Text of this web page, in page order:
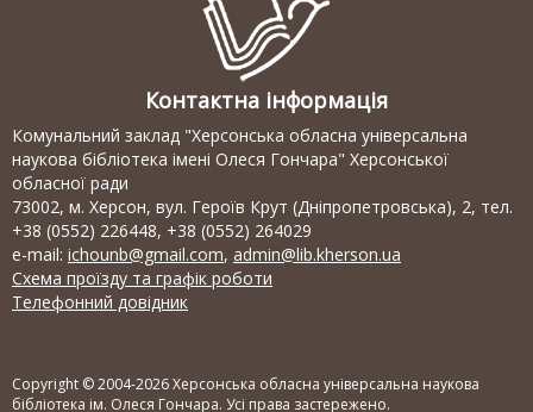
Контактна інформація
Комунальний заклад "Херсонська обласна універсальна
наукова бібліотека імені Олеся Гончара" Херсонської
обласної ради
73002, м. Херсон, вул. Героїв Крут (Дніпропетровська), 2, тел.
+38 (0552) 226448, +38 (0552) 264029
e-mail: ichounb@gmail.com, admin@lib.kherson.ua
Схема проїзду та графік роботи
Телефонний довідник
Copyright © 2004-2026 Херсонська обласна універсальна наукова
бібліотека ім. Олеся Гончара. Усі права застережено.